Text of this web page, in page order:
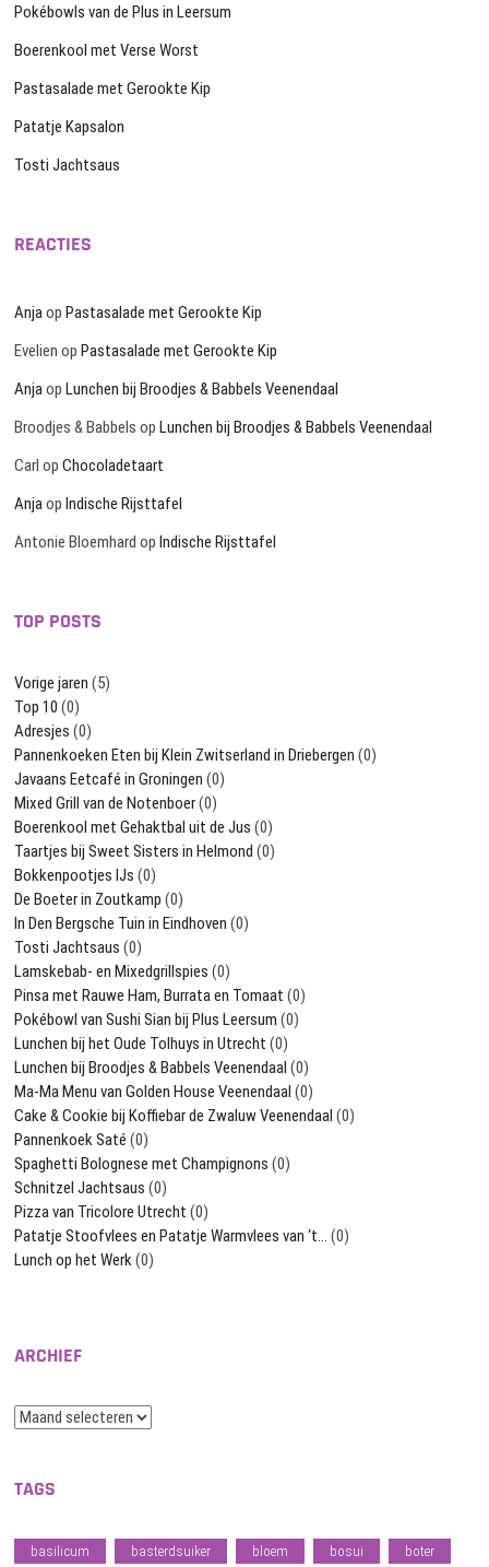
Pokébowls van de Plus in Leersum
Boerenkool met Verse Worst
Pastasalade met Gerookte Kip
Patatje Kapsalon
Tosti Jachtsaus
REACTIES
AnjaopPastasalade met Gerookte Kip
Evelien opPastasalade met Gerookte Kip
AnjaopLunchen bij Broodjes & Babbels Veenendaal
Broodjes & Babbels opLunchen bij Broodjes & Babbels Veenendaal
Carl opChocoladetaart
AnjaopIndische Rijsttafel
Antonie Bloemhard opIndische Rijsttafel
TOP POSTS
Vorige jaren (5)
Top 10 (0)
Adresjes (0)
Pannenkoeken Eten bij Klein Zwitserland in Driebergen (0)
Javaans Eetcafé in Groningen (0)
Mixed Grill van de Notenboer(0)
Boerenkool met Gehaktbal uit de Jus (0)
Taartjes bij Sweet Sisters in Helmond (0)
Bokkenpootjes IJs (0)
De Boeter in Zoutkamp (0)
In Den Bergsche Tuin in Eindhoven (0)
Tosti Jachtsaus (0)
Lamskebab- en Mixedgrillspies (0)
Pinsa met Rauwe Ham, Burrata en Tomaat (0)
Pokébowl van Sushi Sian bij Plus Leersum (0)
Lunchen bij het Oude Tolhuys in Utrecht (0)
Lunchen bij Broodjes & Babbels Veenendaal (0)
Ma-Ma Menu van Golden House Veenendaal (0)
Cake & Cookie bij Koffiebar de Zwaluw Veenendaal (0)
Pannenkoek Saté (0)
Spaghetti Bolognese met Champignons (0)
Schnitzel Jachtsaus (0)
Pizza van Tricolore Utrecht (0)
Patatje Stoofvlees en Patatje Warmvlees van ‘t… (0)
Lunch op het Werk(0)
ARCHIEF
Archief
TAGS
basilicum basterdsuiker bloem bosui boter